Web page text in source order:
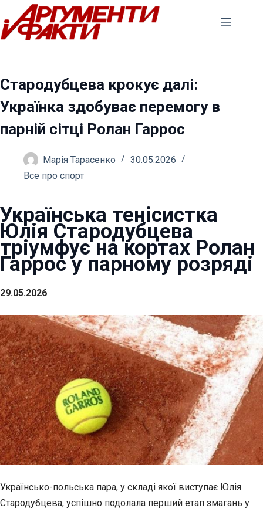
Перейти
до
вмісту
Стародубцева крокує далі:
Українка здобуває перемогу в
парній сітці Ролан Гаррос
Марія Тарасенко
30.05.2026
Все про спорт
Українська тенісистка
Юлія Стародубцева
тріумфує на кортах Ролан
Гаррос у парному розряді
29.05.2026
Українсько-польська пара, у складі якої виступає Юлія
Стародубцева, успішно подолала перший етап змагань у